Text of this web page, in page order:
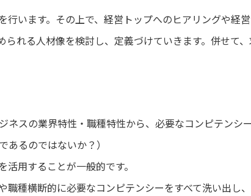
行います。その上で、経営トップへのヒアリングや経
れる人材像を検討し、定義づけていきます。併せて
スの業界特性・職種特性から、必要なコンピテンシ
るのではないか？）
用することが一般的です。
職種横断的に必要なコンピテンシーをすべて洗い出し